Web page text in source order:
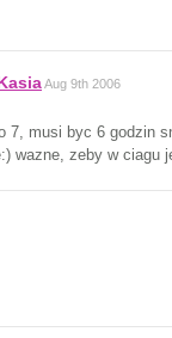
Aug 9th 2006
7, musi byc 6 godzin
wazne, zeby w ciagu